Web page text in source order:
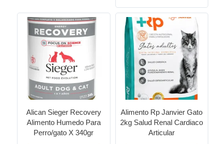
Alican Sieger Recovery
Alimento Humedo Para
Perro/gato X 340gr
Alimento Rp Janvier Gato
2kg Salud Renal Cardiaco
Articular